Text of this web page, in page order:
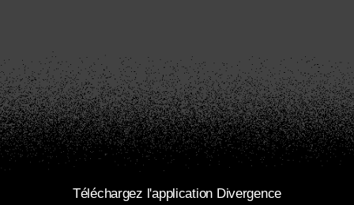
Téléchargez l'application Divergence